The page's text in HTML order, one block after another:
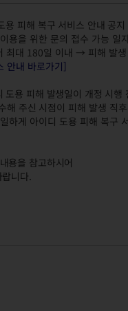
피해 복구 서비스 안내 공지
용을 위한 문의 접수 가능 일
최대 180일 이내 → 피해 발
안내 바로가기]
용 피해 발생일이 개정 시행
해 주신 시점이 피해 발생 직
게 아이디 도용 피해 복구
용을 참고하시어
니다.